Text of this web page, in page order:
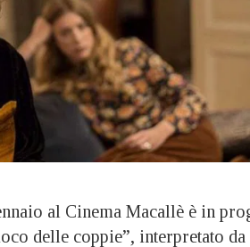
al Cinema Macallè è in
delle coppie”, interpretato da